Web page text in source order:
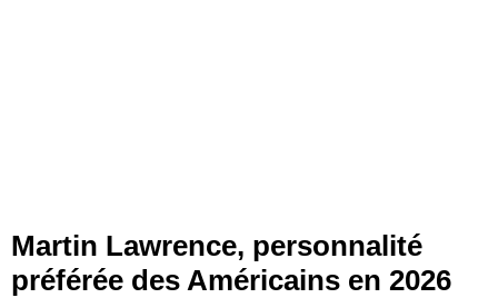
Martin Lawrence, personnalité
préférée des Américains en 2026